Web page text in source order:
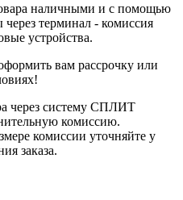
наличными и с помощью
терминал - комиссия
устройства.
вам рассрочку или
через систему СПЛИТ
комиссию.
комиссии уточняйте у
заказа.